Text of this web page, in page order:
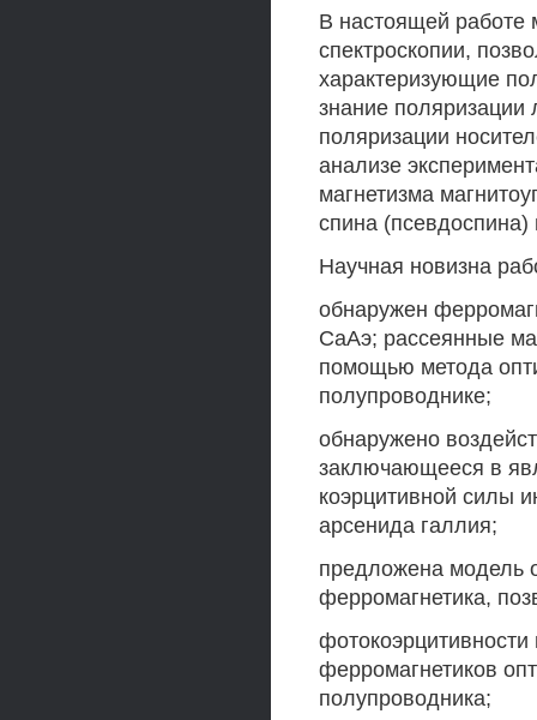
В настоящей работе
спектроскопии,
характеризующие
знание поляризации
поляризации
анализе
магнетизма
спина
Научная новизна
обнаружен
СаАэ; рассеянные
помощью метода
полупроводнике;
обнаружено
заключающееся в
коэрцитивной силы
арсенида галлия;
предложена модель
ферромагнетика,
ферромагнетиков
полупроводника;